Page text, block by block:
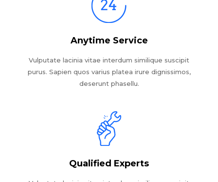
Anytime Service
Vulputate lacinia vitae interdum similique suscipit
purus. Sapien quos varius platea irure dignissimos,
deserunt phasellu.
Qualified Experts